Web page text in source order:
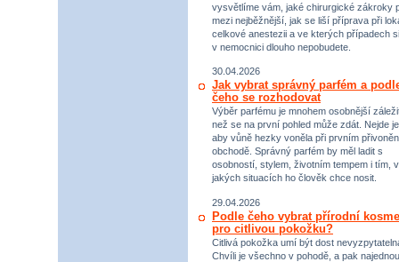
vysvětlíme vám, jaké chirurgické zákroky
mezi nejběžnější, jak se liší příprava při
celkové anestezii a ve kterých případech si
v nemocnici dlouho nepobudete.
30.04.2026
Jak vybrat správný parfém a
čeho se rozhodovat
Výběr parfému je mnohem osobnější
než se na první pohled může zdát. Nejde
aby vůně hezky voněla při prvním
obchodě. Správný parfém by měl ladit s
osobností, stylem, životním tempem i tím, v
jakých situacích ho člověk chce nosit.
29.04.2026
Podle čeho vybrat přírodní
pro citlivou pokožku?
Citlivá pokožka umí být dost
Chvíli je všechno v pohodě, a pak